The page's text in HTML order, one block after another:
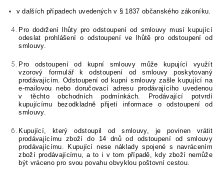
v dalších případech uvedených v § 1837 občanského zákoníku.
Pro dodržení lhůty pro odstoupení od smlouvy musí kupující
odeslat prohlášení o odstoupení ve lhůtě pro odstoupení od
smlouvy.
Pro odstoupení od kupní smlouvy může kupující využít
vzorový formulář k odstoupení od smlouvy poskytovaný
prodávajícím. Odstoupení od kupní smlouvy zašle kupující na
e-mailovou nebo doručovací adresu prodávajícího uvedenou
v těchto obchodních podmínkách. Prodávající potvrdí
kupujícímu bezodkladně přijetí informace o odstoupení od
smlouvy.
Kupující, který odstoupil od smlouvy, je povinen vrátit
prodávajícímu zboží do 14 dnů od odstoupení od smlouvy
prodávajícímu. Kupující nese náklady spojené s navrácením
zboží prodávajícímu, a to i v tom případě, kdy zboží nemůže
být vráceno pro svou povahu obvyklou poštovní cestou.